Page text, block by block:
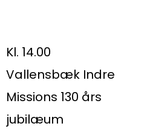
Kl. 14.00
Vallensbæk Indre
Missions 130 års
jubilæum